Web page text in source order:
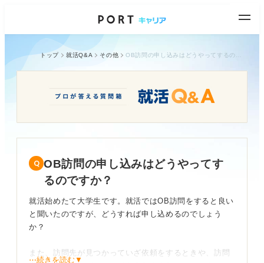
トップ 就活Q&A その他
OB訪問の申し込みはどうやってす
るのですか？
就活始めたて大学生です。就活ではOB訪問をすると良い
と聞いたのですが、どうすれば申し込めるのでしょう
か？
また、訪問先が見つかっていざ依頼をするときや、訪問
⋯続きを読む▼